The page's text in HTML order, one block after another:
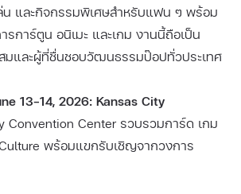
น และกิจกรรมพิเศษสำหรับแฟน ๆ พร้อม
การ์ตูน อนิเมะ และเกม งานนี้ถือเป็น
มและผู้ที่ชื่นชอบวัฒนธรรมป๊อปทั่วประเทศ
13–14, 2026: Kansas City
Convention Center รวบรวมการ์ด เกม
พร้อมแขกรับเชิญจากวงการ